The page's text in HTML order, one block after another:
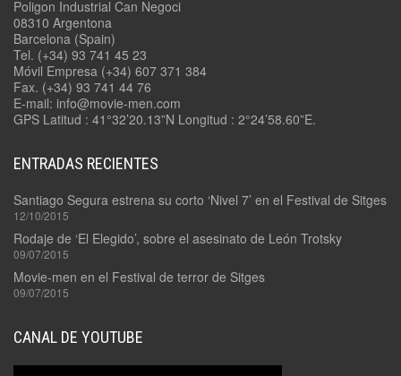
Poligon Industrial Can Negoci
08310 Argentona
Barcelona (Spain)
Tel. (+34) 93 741 45 23
Móvil Empresa (+34) 607 371 384
Fax. (+34) 93 741 44 76
E-mail: info@movie-men.com
GPS Latitud : 41°32’20.13”N Longitud : 2°24’58.60”E.
ENTRADAS RECIENTES
Santiago Segura estrena su corto ‘Nivel 7’ en el Festival de Sitges
12/10/2015
Rodaje de ‘El Elegido’, sobre el asesinato de León Trotsky
09/07/2015
Movie-men en el Festival de terror de Sitges
09/07/2015
CANAL DE YOUTUBE